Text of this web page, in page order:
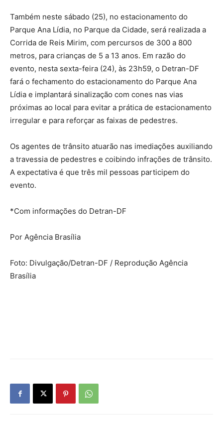
Também neste sábado (25), no estacionamento do
Parque Ana Lídia, no Parque da Cidade, será realizada a
Corrida de Reis Mirim, com percursos de 300 a 800
metros, para crianças de 5 a 13 anos. Em razão do
evento, nesta sexta-feira (24), às 23h59, o Detran-DF
fará o fechamento do estacionamento do Parque Ana
Lídia e implantará sinalização com cones nas vias
próximas ao local para evitar a prática de estacionamento
irregular e para reforçar as faixas de pedestres.
Os agentes de trânsito atuarão nas imediações auxiliando
a travessia de pedestres e coibindo infrações de trânsito.
A expectativa é que três mil pessoas participem do
evento.
*Com informações do Detran-DF
Por Agência Brasília
Foto: Divulgação/Detran-DF / Reprodução Agência
Brasília